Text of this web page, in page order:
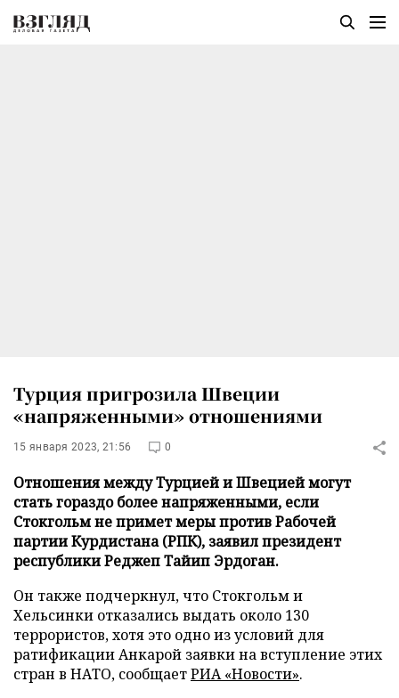
Турция пригрозила Швеции
«напряженными» отношениями
15 января 2023, 21:56 0
Отношения между Турцией и Швецией могут
стать гораздо более напряженными, если
Стокгольм не примет меры против Рабочей
партии Курдистана (РПК), заявил президент
республики Реджеп Тайип Эрдоган.
Он также подчеркнул, что Стокгольм и
Хельсинки отказались выдать около 130
террористов, хотя это одно из условий для
ратификации Анкарой заявки на вступление этих
стран в НАТО, сообщаетРИА «Новости».